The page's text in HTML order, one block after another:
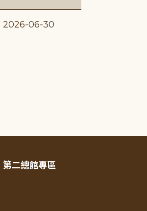
2026-06-30
第二總館專區